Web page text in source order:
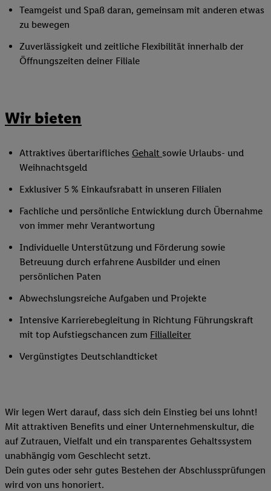
Teamgeist und Spaß daran, gemeinsam mit anderen etwas
zu bewegen
Zuverlässigkeit und zeitliche Flexibilität innerhalb der
Öffnungszeiten deiner Filiale
Wir bieten
Attraktives übertarifliches Gehalt sowie Urlaubs- und
Weihnachtsgeld
Exklusiver 5 % Einkaufsrabatt in unseren Filialen
Fachliche und persönliche Entwicklung durch Übernahme
von immer mehr Verantwortung
Individuelle Unterstützung und Förderung sowie
Betreuung durch erfahrene Ausbilder und einen
persönlichen Paten
Abwechslungsreiche Aufgaben und Projekte
Intensive Karrierebegleitung in Richtung Führungskraft
mit top Aufstiegschancen zum Filialleiter
Vergünstigtes Deutschlandticket
Wir legen Wert darauf, dass sich dein Einstieg bei uns lohnt!
Mit attraktiven Benefits und einer Unternehmenskultur, die
auf Zutrauen, Vielfalt und ein transparentes Gehaltssystem
unabhängig vom Geschlecht setzt.
Dein gutes oder sehr gutes Bestehen der Abschlussprüfungen
wird von uns honoriert.